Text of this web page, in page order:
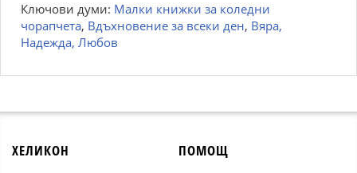
Ключови думи: Малки книжки за коледни
чорапчета, Вдъхновение за всеки ден, Вяра,
Надежда, Любов
ХЕЛИКОН ПОМОЩ